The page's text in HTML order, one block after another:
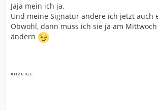
Jaja mein ich ja.
Und meine Signatur ändere ich jetzt auch
Obwohl, dann muss ich sie ja am
ändern